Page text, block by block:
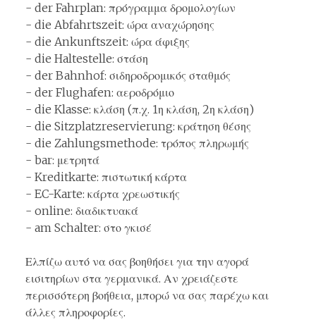
- der Fahrplan: πρόγραμμα δρομολογίων
- die Abfahrtszeit: ώρα αναχώρησης
- die Ankunftszeit: ώρα άφιξης
- die Haltestelle: στάση
- der Bahnhof: σιδηροδρομικός σταθμός
- der Flughafen: αεροδρόμιο
- die Klasse: κλάση (π.χ. 1η κλάση, 2η κλάση)
- die Sitzplatzreservierung: κράτηση θέσης
- die Zahlungsmethode: τρόπος πληρωμής
- bar: μετρητά
- Kreditkarte: πιστωτική κάρτα
- EC-Karte: κάρτα χρεωστικής
- online: διαδικτυακά
- am Schalter: στο γκισέ
Ελπίζω αυτό να σας βοηθήσει για την αγορά
εισιτηρίων στα γερμανικά. Αν χρειάζεστε
περισσότερη βοήθεια, μπορώ να σας παρέχω και
άλλες πληροφορίες.